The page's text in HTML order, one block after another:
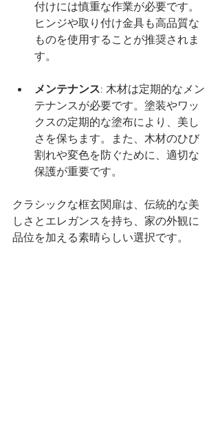
付けには慎重な作業が必要です。
ヒンジや取り付け金具も高品質な
ものを使用することが推奨されま
す。
メンテナンス: 木材は定期的なメン
テナンスが必要です。塗装やワッ
クスの定期的な塗布により、美し
さを保ちます。また、木材のひび
割れや変色を防ぐために、適切な
保護が重要です。
クラシックな框玄関扉は、伝統的な美
しさとエレガンスを持ち、家の外観に
品位を加える素晴らしい選択です。